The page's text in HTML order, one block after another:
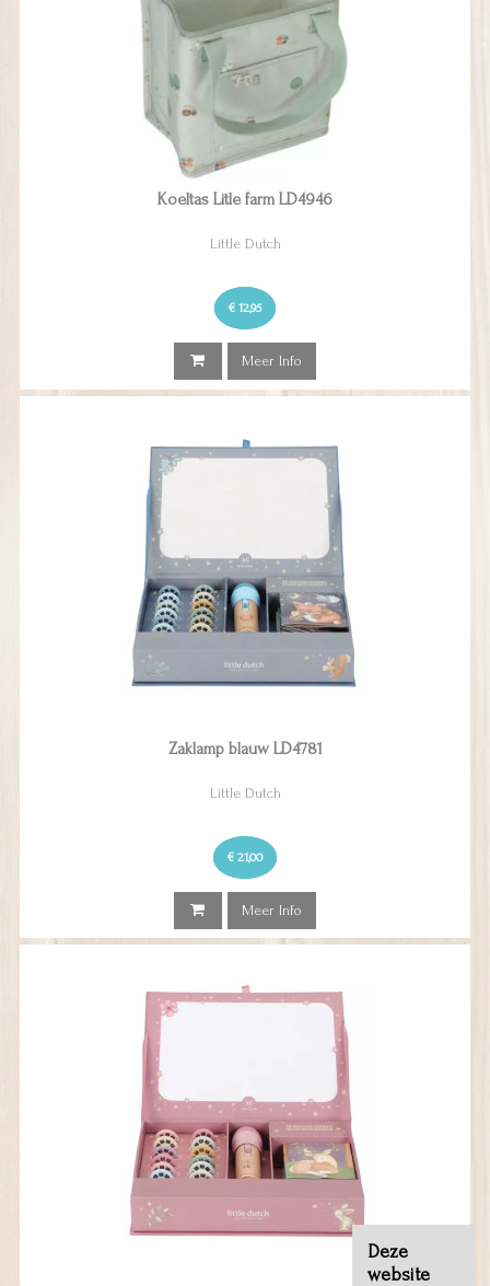
Koeltas Litle farm LD4946
Little Dutch
€ 12,95
Meer Info
Zaklamp blauw LD4781
Little Dutch
€ 21,00
Meer Info
Deze
website